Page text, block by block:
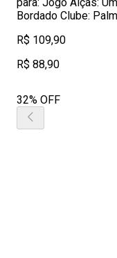
Bordado Clube:
R$ 109,90
R$ 88,90
32% OFF